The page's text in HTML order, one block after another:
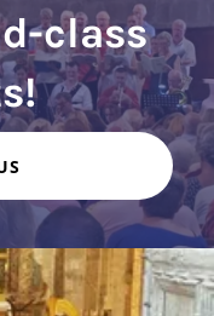
class
concerts!